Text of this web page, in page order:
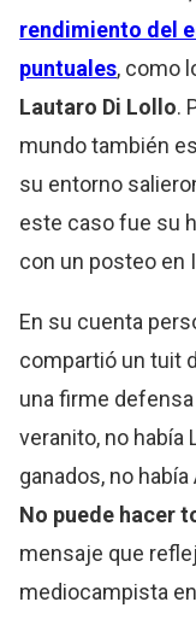
rendimiento del
puntuales, como
Lautaro Di Lollo.
mundo también
su entorno
este caso fue su
con un posteo en
En su cuenta
compartió un tuit
una firme defensa
veranito, no había
ganados, no
No puede hacer
mensaje que
mediocampista